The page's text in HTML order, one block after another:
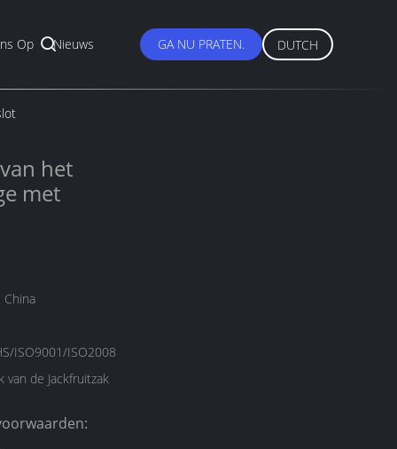
Op Nieuws GA NU PRATEN. DUTCH
het
met
China
ISO9001/ISO2008
van de Jackfruitzak